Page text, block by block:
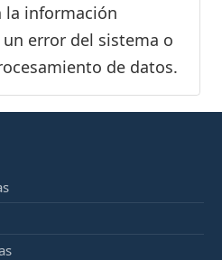
la información
error del sistema o
de datos.